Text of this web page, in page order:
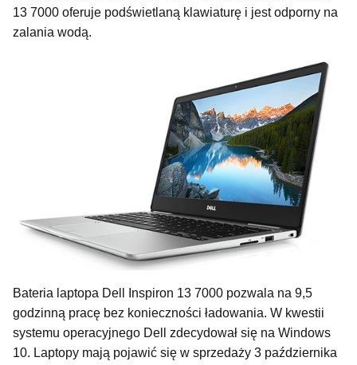
13 7000 oferuje podświetlaną klawiaturę i jest odporny na
zalania wodą.
Bateria laptopa Dell Inspiron 13 7000 pozwala na 9,5
godzinną pracę bez konieczności ładowania. W kwestii
systemu operacyjnego Dell zdecydował się na Windows
10. Laptopy mają pojawić się w sprzedaży 3 października